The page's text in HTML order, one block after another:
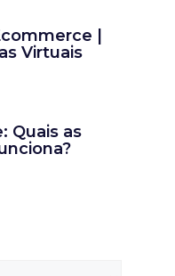
|
Virtuais
Quais as